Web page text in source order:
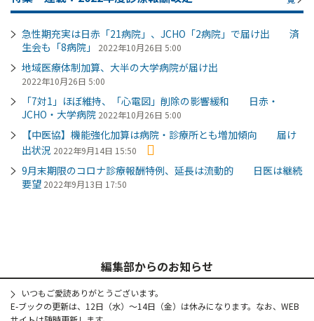
急性期充実は日赤「21病院」、JCHO「2病院」で届け出 済
生会も「8病院」
2022年10月26日 5:00
地域医療体制加算、大半の大学病院が届け出
2022年10月26日 5:00
「7対1」ほぼ維持、「心電図」削除の影響緩和 日赤・
JCHO・大学病院 2022年10月26日 5:00
【中医協】機能強化加算は病院・診療所とも増加傾向 届け
出状況 2022年9月14日 15:50
9月末期限のコロナ診療報酬特例、延長は流動的 日医は継続
要望 2022年9月13日 17:50
編集部からのお知らせ
いつもご愛読ありがとうございます。
E-ブックの更新は、12日（水）～14日（金）は休みになります。なお、WEB